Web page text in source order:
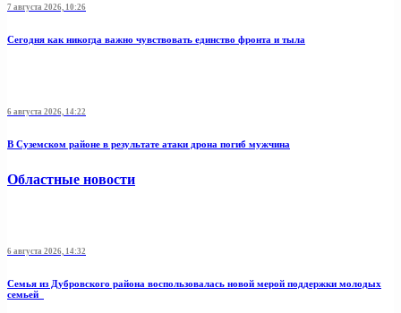
7 августа 2026, 10:26
Сегодня как никогда важно чувствовать единство фронта и тыла
6 августа 2026, 14:22
В Суземском районе в результате атаки дрона погиб мужчина
Областные новости
6 августа 2026, 14:32
Семья из Дубровского района воспользовалась новой мерой поддержки молодых
семьей